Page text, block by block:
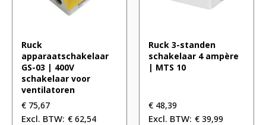
Ruck
apparaatschakelaar
GS-03 | 400V
schakelaar voor
ventilatoren
€ 75,67
€ 62,54
Ruck 3-standen
schakelaar 4 ampère
| MTS 10
€ 48,39
€ 39,99